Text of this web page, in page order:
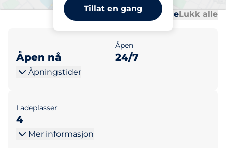
Tillat en gang
Åpne alleLukk alle
Åpen nå
Åpen
24/7
Åpningstider
Ladeplasser
4
Mer informasjon